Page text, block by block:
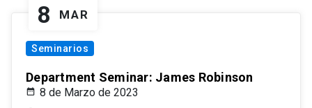
8 MAR
Seminarios
Department Seminar: James Robinson
8 de Marzo de 2023